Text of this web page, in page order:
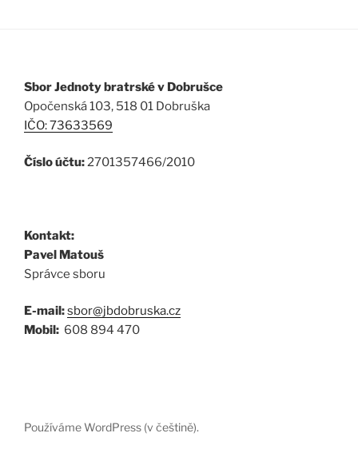
Sbor Jednoty bratrské v Dobrušce
Opočenská 103, 518 01 Dobruška
IČO: 73633569
Číslo účtu:2701357466/2010
Kontakt:
Pavel Matouš
Správce sboru
E-mail:sbor@jbdobruska.cz
Mobil: 608 894 470
Používáme WordPress (v češtině).